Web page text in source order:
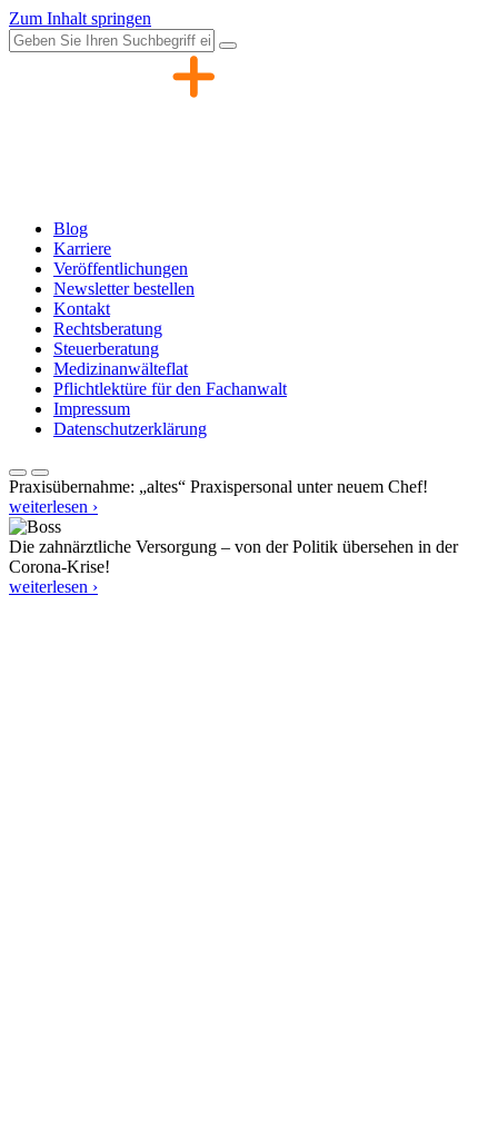
Zum Inhalt springen
Blog
Karriere
Veröffentlichungen
Newsletter bestellen
Kontakt
Rechtsberatung
Steuerberatung
Medizinanwälteflat
Pflichtlektüre für den Fachanwalt
Impressum
Datenschutzerklärung
Praxisübernahme: „altes“ Praxispersonal unter neuem Chef!
weiterlesen ›
Die zahnärztliche Versorgung – von der Politik übersehen in der
Corona-Krise!
weiterlesen ›